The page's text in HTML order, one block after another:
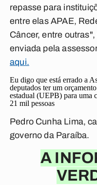
repasse para
entre elas APAE,
Câncer, entre
enviada pela
aqui.
Eu digo que está errado a
deputados ter um
estadual (UEPB) para uma
21 mil pessoas
Pedro Cunha Lima,
governo da Paraíba.
A